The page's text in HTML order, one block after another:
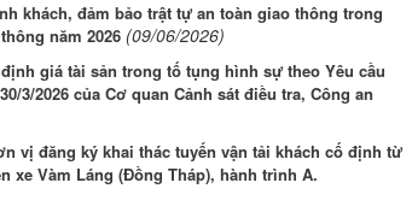
khách, đảm bảo trật tự an toàn giao thông trong
năm 2026 (09/06/2026)
giá tài sản trong tố tụng hình sự theo Yêu cầu
3/2026 của Cơ quan Cảnh sát điều tra, Công an
vị đăng ký khai thác tuyến vận tải khách cố định từ
xe Vàm Láng (Đồng Tháp), hành trình A.